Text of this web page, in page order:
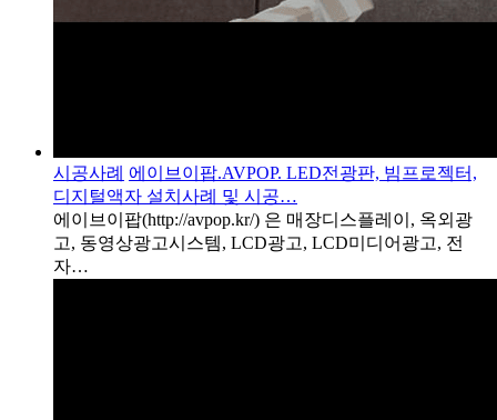
시공사례 에이브이팝.AVPOP. LED전광판, 빔프로젝터,
디지털액자 설치사례 및 시공…
에이브이팝(http://avpop.kr/) 은 매장디스플레이, 옥외광
고, 동영상광고시스템, LCD광고, LCD미디어광고, 전
자…